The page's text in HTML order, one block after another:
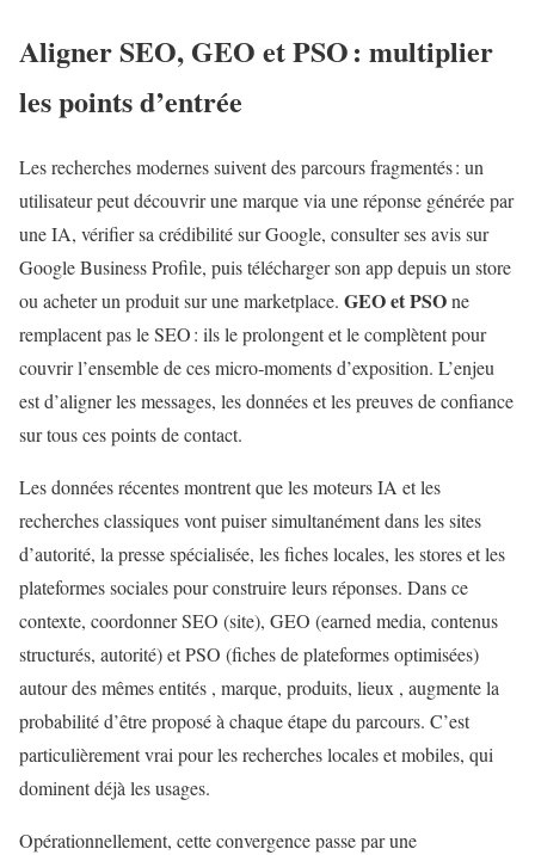
Aligner SEO, GEO et PSO: multiplier
les points d’entrée
Les recherches modernes suivent des parcours fragmentés : un
utilisateur peut découvrir une marque via une réponse générée par
une IA, vérifier sa crédibilité sur Google, consulter ses avis sur
Google Business Profile, puis télécharger son app depuis un store
ou acheter un produit sur une marketplace. GEO et PSOne
remplacent pas le SEO : ils le prolongent et le complètent pour
couvrir l’ensemble de ces micro‑moments d’exposition. L’enjeu
est d’aligner les messages, les données et les preuves de confiance
sur tous ces points de contact.
Les données récentes montrent que les moteurs IA et les
recherches classiques vont puiser simultanément dans les sites
d’autorité, la presse spécialisée, les fiches locales, les stores et les
plateformes sociales pour construire leurs réponses. Dans ce
contexte, coordonner SEO (site), GEO (earned media, contenus
structurés, autorité) et PSO (fiches de plateformes optimisées)
autour des mêmes entités , marque, produits, lieux , augmente la
probabilité d’être proposé à chaque étape du parcours. C’est
particulièrement vrai pour les recherches locales et mobiles, qui
dominent déjà les usages.
Opérationnellement, cette convergence passe par une